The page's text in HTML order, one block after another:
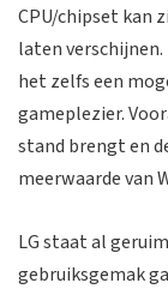
CPU/chipset kan
laten
het zelfs een
gameplezier.
stand brengt en
meerwaarde van
LG staat al
gebruiksgemak